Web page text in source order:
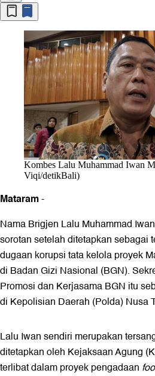
Kombes Lalu Muhammad Iwan
Viqi/detikBali)
Mataram-
Nama Brigjen Lalu Muhammad
sorotan setelah ditetapkan sebagai
dugaan korupsi tata kelola proyek
di Badan Gizi Nasional (BGN).
Promosi dan Kerjasama BGN itu
di Kepolisian Daerah (Polda) Nusa
Lalu Iwan sendiri merupakan
ditetapkan oleh Kejaksaan Agung
terlibat dalam proyek pengadaan